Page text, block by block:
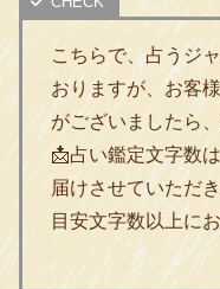
こちらで、占うジ
おりますが、お客
がございましたら
📩占い鑑定文字数
届けさせていただき
目安文字数以上に